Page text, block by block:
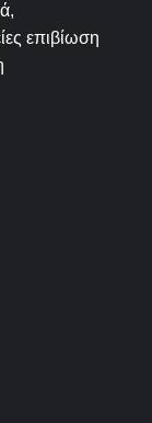
επιβίωση